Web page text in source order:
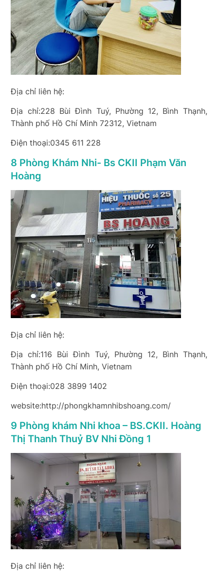
Địa chỉ liên hệ:
Địa chỉ:228 Bùi Đình Tuý, Phường 12, Bình Thạnh,
Thành phố Hồ Chí Minh 72312, Vietnam
Điện thoại:0345 611 228
8 Phòng Khám Nhi- Bs CKII Phạm Văn
Hoàng
Địa chỉ liên hệ:
Địa chỉ:116 Bùi Đình Tuý, Phường 12, Bình Thạnh,
Thành phố Hồ Chí Minh, Vietnam
Điện thoại:028 3899 1402
website:http://phongkhamnhibshoang.com/
9 Phòng khám Nhi khoa – BS.CKII. Hoàng
Thị Thanh Thuỷ BV Nhi Đồng 1
Địa chỉ liên hệ: